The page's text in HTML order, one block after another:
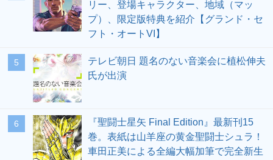
リー、登場キャラクター、地域（マッ
プ）、限定版特典を紹介【グランド・セ
フト・オートVI】
5
テレビ朝日 題名のない音楽会に植松伸夫
氏が出演
6
『聖闘士星矢 Final Edition』最新刊15
巻。表紙は山羊座の黄金聖闘士シュラ！
車田正美による全編大幅加筆で完全新生